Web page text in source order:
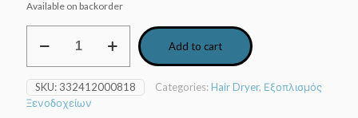
Available on backorder
σεσουάρ,
Coral
Pliable
822818,
Add to cart
SKU: 332412000818 Categories:Hair Dryer, Εξοπλισμός
Ξενοδοχείων